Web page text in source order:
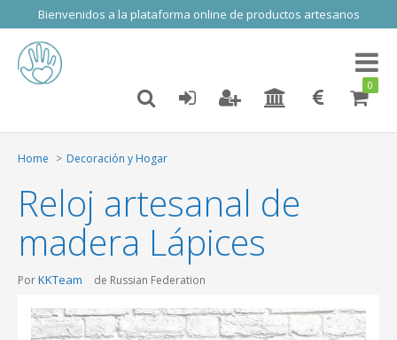
Bienvenidos a la plataforma online de productos artesanos
Toggle
0
Home Decoración y Hogar
Reloj artesanal de
madera Lápices
PorKKTeam de Russian Federation